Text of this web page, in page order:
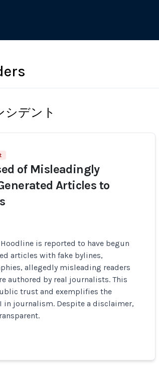
シデント
of Misleadingly
Articles to
is reported to have begun
articles with fake bylines,
allegedly misleading readers
authored by real journalists. This
trust and exemplifies the
in journalism. Despite a disclaimer,